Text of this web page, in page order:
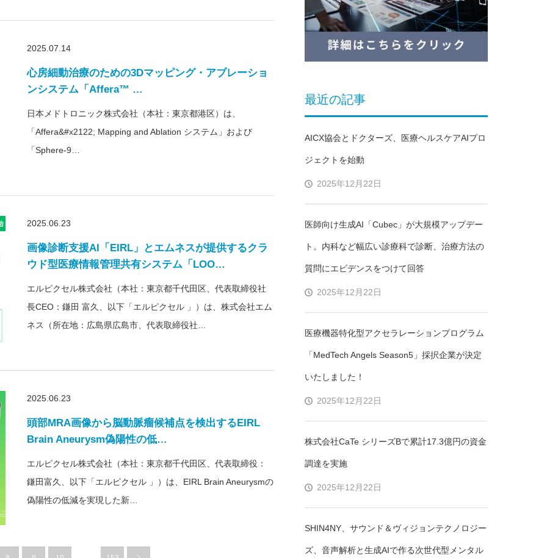
2025.07.14
心房細動治療のための3Dマッピング・アブレーショ
ンシステム「Affera™ …
日本メドトロニック株式会社（本社：東京都港区）は、
「Affera&#x2122; Mapping and Ablation システム」および
「Sphere-9…
2025.06.23
画像診断支援AI「EIRL」とエムネスが提供するクラ
ウド型医療情報管理共有システム「LOO…
エルピクセル株式会社（本社：東京都千代田区、代表取締役社
長CEO：鎌田 富久、以下「エルピクセル 」）は、株式会社エム
ネス（所在地：広島県広島市、代表取締役社…
2025.06.23
頭部MRA画像から脳動脈瘤候補点を検出するEIRL
Brain Aneurysm偽陽性の低…
エルピクセル株式会社（本社：東京都千代田区、代表取締役：
鎌田富久、以下「エルピクセル 」）は、EIRL Brain Aneurysmの
偽陽性の低減を実現した新…
最近の記事
AICX協会とドクターズ、医療ヘルスケアAIプロ
ジェクトを始動
2025年12月22日
医師向け生成AI「Cubec」が大規模アップデー
ト。内科など幅広い診療科で診断、治療方法の
質問にエビデンスをつけて回答
2025年12月22日
医療機器特化型アクセラレーションプログラム
「MedTech Angels Season5」採択企業が決定
いたしました！
2025年12月22日
株式会社CaTe シリーズBで累計17.3億円の資金
調達を実施
2025年12月22日
SHIN4NY、サウンド＆ヴィジョンテクノロジー
ズ、音声解析と生成AIで作る次世代型メンタル